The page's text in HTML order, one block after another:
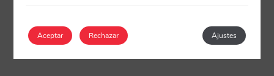
Aceptar Ajustes
Rechazar